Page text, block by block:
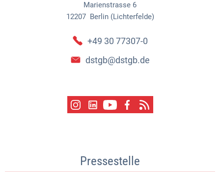
Marienstrasse 6
12207 Berlin (Lichterfelde)
+49 30 77307-0
dstgb@dstgb.de
Pressestelle